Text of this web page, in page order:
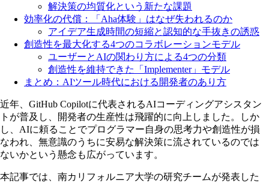
解決策の均質化という新たな課題
効率化の代償：「Aha体験」はなぜ失われるのか
アイデア生成時間の短縮と認知的な手抜きの誘惑
創造性を最大化する4つのコラボレーションモデル
ユーザーとAIの関わり方による4つの分類
創造性を維持できた「Implementer」モデル
まとめ：AIツール時代における開発者のあり方
近年、GitHub Copilotに代表されるAIコーディングアシスタン
トが普及し、開発者の生産性は飛躍的に向上しました。しか
し、AIに頼ることでプログラマー自身の思考力や創造性が損
なわれ、無意識のうちに安易な解決策に流されているのでは
ないかという懸念も広がっています。
本記事では、南カリフォルニア大学の研究チームが発表した